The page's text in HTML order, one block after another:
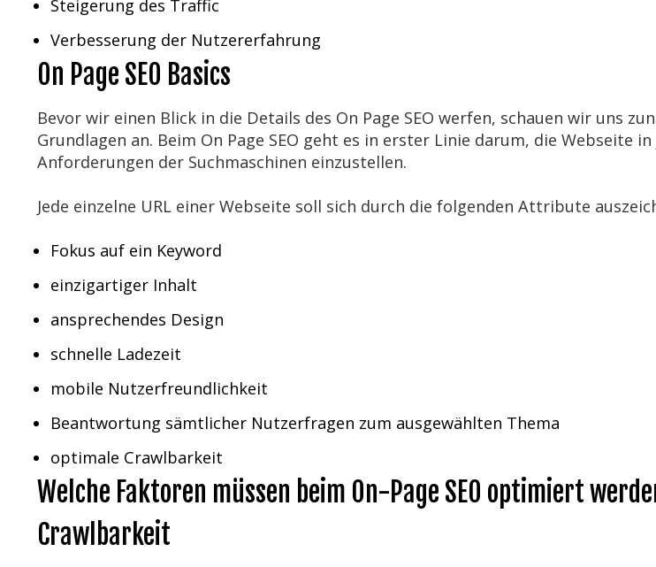
Steigerung des Traffic
Verbesserung der Nutzererfahrung
On Page SEO Basics
Bevor wir einen Blick in die Details des On Page SEO werfen, schauen wir uns
Grundlagen an. Beim On Page SEO geht es in erster Linie darum, die Webseite
Anforderungen der Suchmaschinen einzustellen.
Jede einzelne URL einer Webseite soll sich durch die folgenden Attribute
Fokus auf ein Keyword
einzigartiger Inhalt
ansprechendes Design
schnelle Ladezeit
mobile Nutzerfreundlichkeit
Beantwortung sämtlicher Nutzerfragen zum ausgewählten Thema
optimale Crawlbarkeit
Welche Faktoren müssen beim On-Page SEO optimiert
Crawlbarkeit